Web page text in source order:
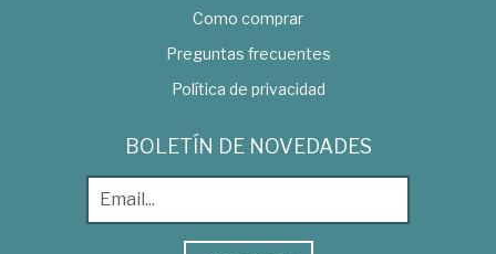
Como comprar
Preguntas frecuentes
Política de privacidad
BOLETÍN DE NOVEDADES